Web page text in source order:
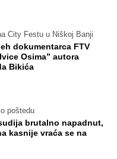
City Festu u Niškoj Banji
dokumentarca FTV
Osima” autora
Bikića
poštedu
brutalno napadnut,
kasnije vraća se na